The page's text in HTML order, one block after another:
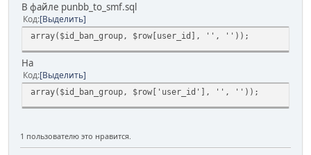
В файле punbb_to_smf.sql
Код Выделить
array($id_ban_group, $row[user_id], '', ''));
На
Код Выделить
array($id_ban_group, $row['user_id'], '', ''));
1 пользователю это нравится.